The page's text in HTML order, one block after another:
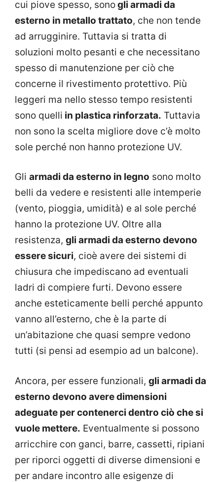
cui piove spesso, sonogli armadi da
esterno in metallo trattato, che non tende
ad arrugginire. Tuttavia si tratta di
soluzioni molto pesanti e che necessitano
spesso di manutenzione per ciò che
concerne il rivestimento protettivo. Più
leggeri ma nello stesso tempo resistenti
sono quelli in plastica rinforzata. Tuttavia
non sono la scelta migliore dove c’è molto
sole perché non hanno protezione UV.
Gli armadi da esterno in legno sono molto
belli da vedere e resistenti alle intemperie
(vento, pioggia, umidità) e al sole perché
hanno la protezione UV. Oltre alla
resistenza, gli armadi da esterno devono
essere sicuri, cioè avere dei sistemi di
chiusura che impediscano ad eventuali
ladri di compiere furti. Devono essere
anche esteticamente belli perché appunto
vanno all’esterno, che è la parte di
un’abitazione che quasi sempre vedono
tutti (si pensi ad esempio ad un balcone).
Ancora, per essere funzionali, gli armadi da
esterno devono avere dimensioni
adeguate per contenerci dentro ciò che si
vuole mettere. Eventualmente si possono
arricchire con ganci, barre, cassetti, ripiani
per riporci oggetti di diverse dimensioni e
per andare incontro alle esigenze di